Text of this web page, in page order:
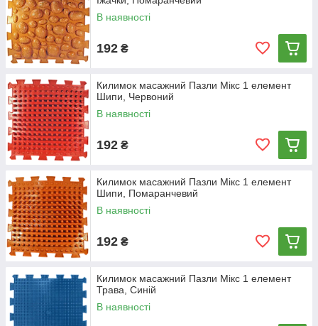
В наявності
192 ₴
Килимок масажний Пазли Мікс 1 елемент
Шипи, Червоний
В наявності
192 ₴
Килимок масажний Пазли Мікс 1 елемент
Шипи, Помаранчевий
В наявності
192 ₴
Килимок масажний Пазли Мікс 1 елемент
Трава, Синій
В наявності